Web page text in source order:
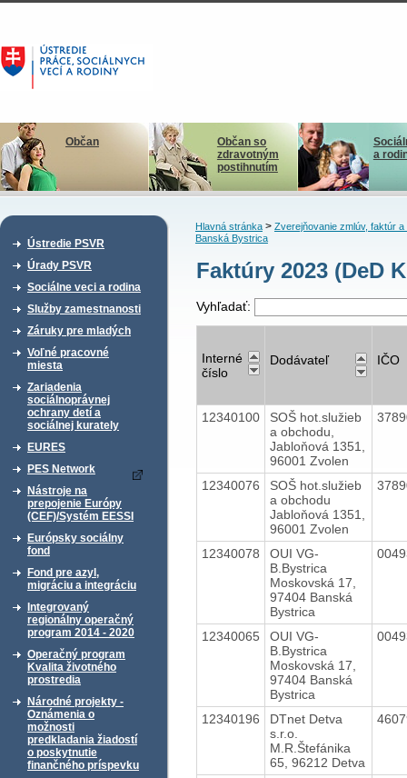
Občan
Občan so
zdravotným
postihnutím
a
Ústredie PSVR
Úrady PSVR
Sociálne veci a rodina
Služby zamestnanosti
Záruky pre mladých
Voľné pracovné
miesta
Zariadenia
sociálnoprávnej
ochrany detí a
sociálnej kurately
EURES
PES Network
Nástroje na
prepojenie Európy
(CEF)/Systém EESSI
Európsky sociálny
fond
Fond pre azyl,
migráciu a integráciu
Integrovaný
regionálny operačný
program 2014 - 2020
Operačný program
Kvalita životného
prostredia
Národné projekty -
Oznámenia o
možnosti
predkladania žiadostí
o poskytnutie
finančného príspevku
Hlavná stránka> Zverejňovanie zmlúv, faktúr a
Banská Bystrica
Faktúry 2023 (DeD
Vyhľadať:
Interné
číslo
Dodávateľ IČO
12340100
SOŠ hot.služieb
a obchodu,
Jabloňová 1351,
96001 Zvolen
12340076
SOŠ hot.služieb
a obchodu
Jabloňová 1351,
96001 Zvolen
12340078
OUI VG-
B.Bystrica
Moskovská 17,
97404 Banská
Bystrica
12340065
OUI VG-
B.Bystrica
Moskovská 17,
97404 Banská
Bystrica
12340196
DTnet Detva
s.r.o.
M.R.Štefánika
65, 96212 Detva